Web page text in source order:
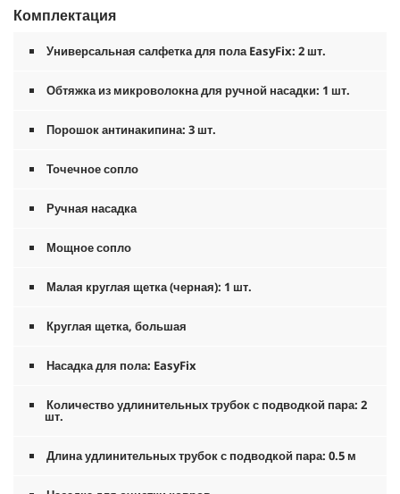
Комплектация
Универсальная салфетка для полаEasyFix: 2 шт.
Обтяжка из микроволокна для ручной насадки: 1 шт.
Порошок антинакипина: 3 шт.
Точечное сопло
Ручная насадка
Мощное сопло
Малая круглая щетка (черная): 1 шт.
Круглая щетка, большая
Насадка для пола: EasyFix
Количество удлинительных трубок с подводкой пара: 2
шт.
Длина удлинительных трубок с подводкой пара: 0.5 м